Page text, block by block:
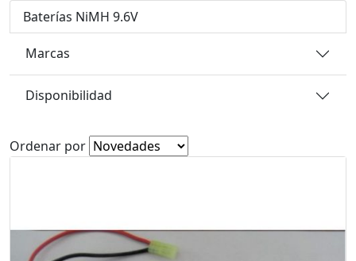
Baterías NiMH 9.6V
Marcas
Disponibilidad
Ordenar por